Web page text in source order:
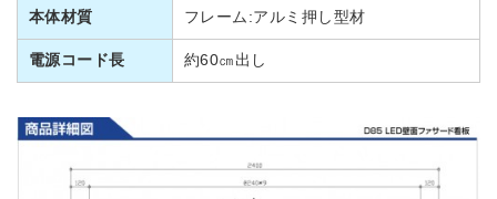
本体材質 フレーム:アルミ押し型材
電源コード長 約60㎝出し